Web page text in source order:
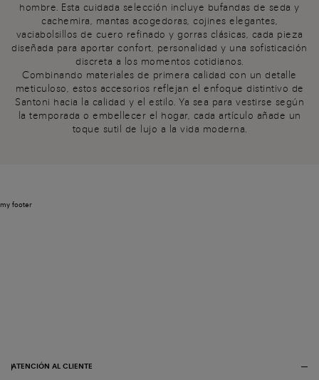
hombre. Esta cuidada selección incluye bufandas de seda y
cachemira, mantas acogedoras, cojines elegantes,
vaciabolsillos de cuero refinado y gorras clásicas, cada pieza
diseñada para aportar confort, personalidad y una sofisticación
discreta a los momentos cotidianos.
Combinando materiales de primera calidad con un detalle
meticuloso, estos accesorios reflejan el enfoque distintivo de
Santoni hacia la calidad y el estilo. Ya sea para vestirse según
la temporada o embellecer el hogar, cada artículo añade un
toque sutil de lujo a la vida moderna.
my footer
ATENCIÓN AL CLIENTE